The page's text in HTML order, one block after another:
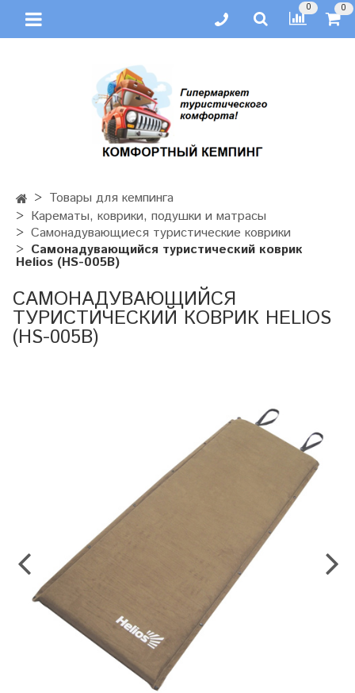
0 0
Товары для кемпинга
Карематы, коврики, подушки и матрасы
Самонадувающиеся туристические коврики
Самонадувающийся туристический коврик
Helios (HS-005В)
САМОНАДУВАЮЩИЙСЯ
ТУРИСТИЧЕСКИЙ КОВРИК HELIOS
(HS-005В)